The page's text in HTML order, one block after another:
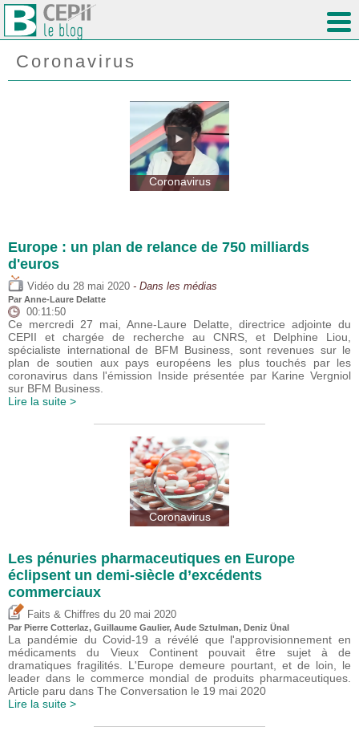
Coronavirus
Coronavirus
Europe : un plan de relance de 750 milliards
d'euros
Vidéo du 28 mai 2020 - Dans les médias
Par Anne-Laure Delatte
00:11:50
Ce mercredi 27 mai, Anne-Laure Delatte, directrice adjointe du
CEPII et chargée de recherche au CNRS, et Delphine Liou,
spécialiste international de BFM Business, sont revenues sur le
plan de soutien aux pays européens les plus touchés par les
coronavirus dans l'émission Inside présentée par Karine Vergniol
sur BFM Business.
Lire la suite >
Coronavirus
Les pénuries pharmaceutiques en Europe
éclipsent un demi-siècle d’excédents
commerciaux
Faits & Chiffres du 20 mai 2020
Par Pierre Cotterlaz, Guillaume Gaulier, Aude Sztulman, Deniz Ünal
La pandémie du Covid-19 a révélé que l'approvisionnement en
médicaments du Vieux Continent pouvait être sujet à de
dramatiques fragilités. L'Europe demeure pourtant, et de loin, le
leader dans le commerce mondial de produits pharmaceutiques.
Article paru dans The Conversation le 19 mai 2020
Lire la suite >